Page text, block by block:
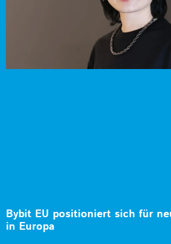
Bybit EU positioniert sich für
in Europa